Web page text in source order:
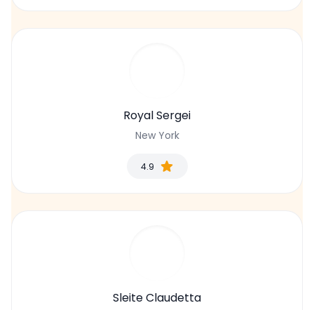
Royal Sergei
New York
4.9
Sleite Claudetta